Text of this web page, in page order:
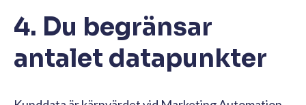
4. Du begränsar
antalet datapunkter